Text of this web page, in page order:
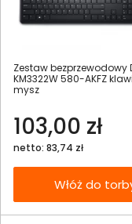
Zestaw bezprzewodowy
KM3322W 580-AKFZ
mysz
103,00 zł
netto: 83,74 zł
Włóż do